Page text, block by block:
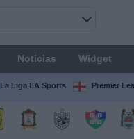
Noticias Widget
La Liga EA Sports Premier